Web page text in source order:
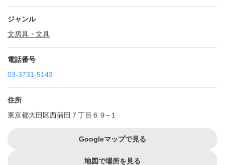
ジャンル
文房具・文具
電話番号
03-3731-5143
住所
東京都大田区西蒲田７丁目６９−１
Googleマップで見る
地図で場所を見る